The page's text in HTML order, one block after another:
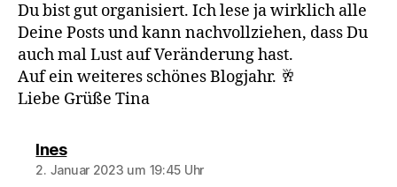
Du bist gut organisiert. Ich lese ja wirklich alle
Deine Posts und kann nachvollziehen, dass Du
auch mal Lust auf Veränderung hast.
Auf ein weiteres schönes Blogjahr. 🥂
Liebe Grüße Tina
Inessagt:
2. Januar 2023 um 19:45 Uhr